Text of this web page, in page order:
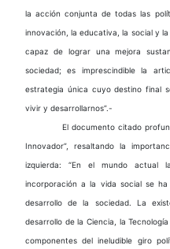
la acción conjunta de todas las
innovación, la educativa, la social y
capaz de lograr una mejora
sociedad; es imprescindible la
estrategia única cuyo destino final
vivir y desarrollarnos”.-
El documento citado
Innovador”, resaltando la
izquierda: “En el mundo actual
incorporación a la vida social se
desarrollo de la sociedad. La
desarrollo de la Ciencia, la
componentes del ineludible giro